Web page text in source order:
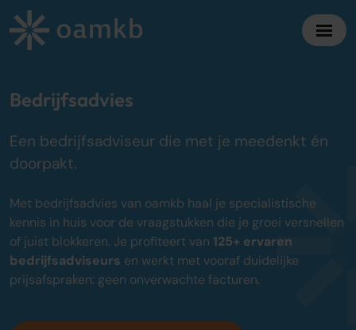
Bedrijfsadvies
Een bedrijfsadviseur die met je meedenkt én
doorpakt.
Met bedrijfsadvies van oamkb haal je specialistische
kennis in huis voor de vraagstukken die je groei versnellen
of juist blokkeren. Je profiteert van 125+ ervaren
bedrijfsadviseurs en werkt met vooraf duidelijke
prijsafspraken: geen onverwachte facturen.
Online Administratie
Altijd inzicht, vaste maandprijs
Belastingadvies
Maximaal fiscaal voordeel ondernemers
Accountancy
Zekerheid bij jaarrekening en cijfers